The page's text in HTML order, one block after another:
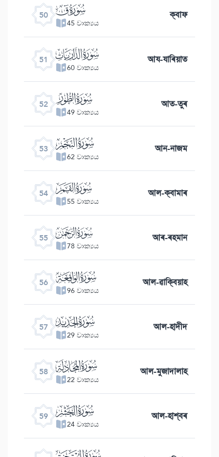
50 ﯟ
45 වාක්‍යය ক্বাফ
51 ﯠ
60 වාක්‍යය আয-যাৰিয়াত
52 ﯡ
49 වාක්‍යය আত-তুৰ
53 ﯢ
62 වාක්‍යය আন-নাজম
54 ﯣ
55 වාක්‍යය আল-ক্বামাৰ
55 ﯤ
78 වාක්‍යය আৰ-ৰহমান
56 ﯥ
96 වාක්‍යය আল-ৱাক্বিয়াহ
57 ﯦ
29 වාක්‍යය আল-হাদীদ
58 ﯧ
22 වාක්‍යය আল-মুজাদালাহ
59 ﯨ
24 වාක්‍යය আল-হাশ্বৰ